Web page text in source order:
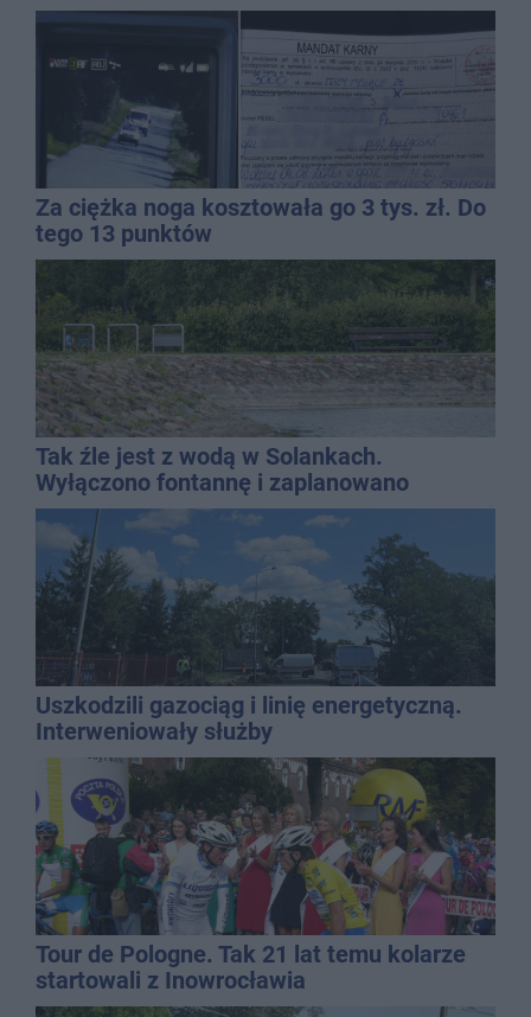
Za ciężka noga kosztowała go 3 tys. zł. Do
tego 13 punktów
Tak źle jest z wodą w Solankach.
Wyłączono fontannę i zaplanowano
dolewkę
Uszkodzili gazociąg i linię energetyczną.
Interweniowały służby
Tour de Pologne. Tak 21 lat temu kolarze
startowali z Inowrocławia